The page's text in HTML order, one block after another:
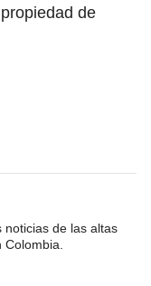
de
noticias de las altas